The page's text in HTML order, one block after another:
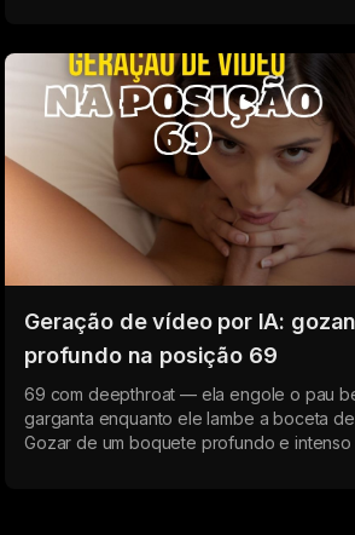
absoluta.
Geração de vídeo por IA:
profundo na posição 69
69 com deepthroat — ela engole o pau
garganta enquanto ele lambe a boceta
Gozar de um boquete profundo e